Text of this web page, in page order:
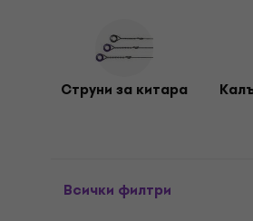
Струни за китара
Всички филтри